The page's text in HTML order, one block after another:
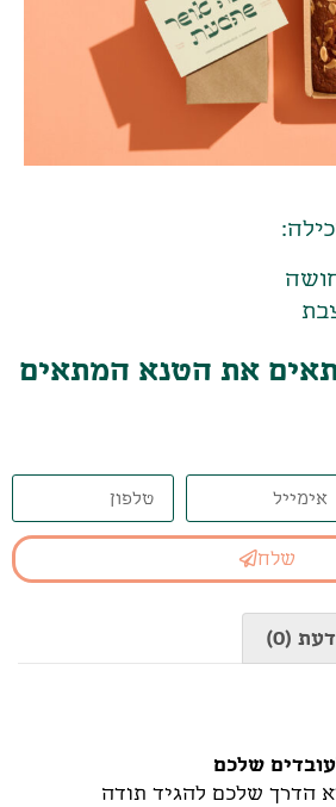
את הטנא המתאים
שלח
(0)
שלכם
הדרך שלכם להגיד תודה